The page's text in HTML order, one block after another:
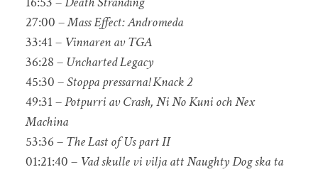
27:00 –Mass Effect: Andromeda
33:41 – Vinnaren av TGA
36:28 –Uncharted Legacy
45:30 –Stoppa pressarna! Knack 2
49:31 –Potpurri av Crash, Ni No Kuni och Nex
Machina
53:36 – The Last of Us part II
01:21:40 –Vad skulle vi vilja att Naughty Dog ska ta